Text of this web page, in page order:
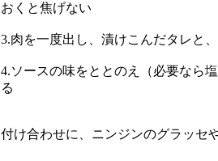
おくと焦げない
3.肉を一度出し、漬けこんだタレと
4.ソースの味をととのえ（必要なら
る
付け合わせに、ニンジンのグラッセ